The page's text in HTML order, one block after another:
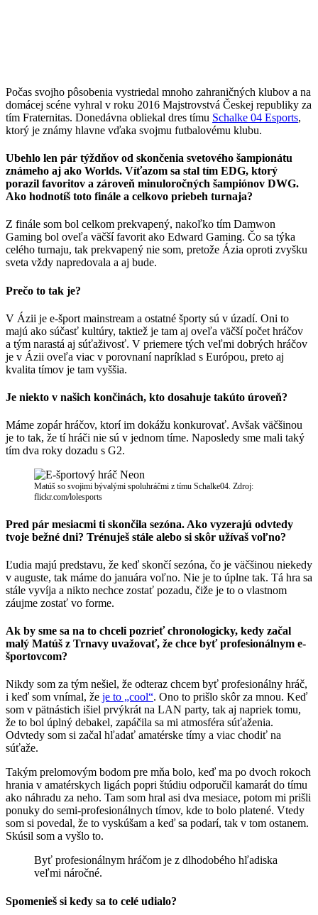
Počas svojho pôsobenia vystriedal mnoho zahraničných klubov a na
domácej scéne vyhral v roku 2016 Majstrovstvá Českej republiky za
tím Fraternitas. Donedávna obliekal dres tímu Schalke 04 Esports,
ktorý je známy hlavne vďaka svojmu futbalovému klubu.
Ubehlo len pár týždňov od skončenia svetového šampionátu
známeho aj ako Worlds. Víťazom sa stal tím EDG, ktorý
porazil favoritov a zároveň minuloročných šampiónov DWG.
Ako hodnotíš toto finále a celkovo priebeh turnaja?
Z finále som bol celkom prekvapený, nakoľko tím Damwon
Gaming bol oveľa väčší favorit ako Edward Gaming. Čo sa týka
celého turnaju, tak prekvapený nie som, pretože Ázia oproti zvyšku
sveta vždy napredovala a aj bude.
Prečo to tak je?
V Ázii je e-šport mainstream a ostatné športy sú v úzadí. Oni to
majú ako súčasť kultúry, taktiež je tam aj oveľa väčší počet hráčov
a tým narastá aj súťaživosť. V priemere tých veľmi dobrých hráčov
je v Ázii oveľa viac v porovnaní napríklad s Európou, preto aj
kvalita tímov je tam vyššia.
Je niekto v našich končinách, kto dosahuje takúto úroveň?
Máme zopár hráčov, ktorí im dokážu konkurovať. Avšak väčšinou
je to tak, že tí hráči nie sú v jednom tíme. Naposledy sme mali taký
tím dva roky dozadu s G2.
Matúš so svojimi bývalými spoluhráčmi z tímu Schalke04. Zdroj:
flickr.com/lolesports
Pred pár mesiacmi ti skončila sezóna. Ako vyzerajú odvtedy
tvoje bežné dni? Trénuješ stále alebo si skôr užívaš voľno?
Ľudia majú predstavu, že keď skončí sezóna, čo je väčšinou niekedy
v auguste, tak máme do januára voľno. Nie je to úplne tak. Tá hra sa
stále vyvíja a nikto nechce zostať pozadu, čiže je to o vlastnom
záujme zostať vo forme.
Ak by sme sa na to chceli pozrieť chronologicky, kedy začal
malý Matúš z Trnavy uvažovať, že chce byť profesionálnym e-
športovcom?
Nikdy som za tým nešiel, že odteraz chcem byť profesionálny hráč,
i keď som vnímal, že je to „cool“. Ono to prišlo skôr za mnou. Keď
som v pätnástich išiel prvýkrát na LAN party, tak aj napriek tomu,
že to bol úplný debakel, zapáčila sa mi atmosféra súťaženia.
Odvtedy som si začal hľadať amatérske tímy a viac chodiť na
súťaže.
Takým prelomovým bodom pre mňa bolo, keď ma po dvoch rokoch
hrania v amatérskych ligách popri štúdiu odporučil kamarát do tímu
ako náhradu za neho. Tam som hral asi dva mesiace, potom mi prišli
ponuky do semi-profesionálnych tímov, kde to bolo platené. Vtedy
som si povedal, že to vyskúšam a keď sa podarí, tak v tom ostanem.
Skúsil som a vyšlo to.
Byť profesionálnym hráčom je z dlhodobého hľadiska
veľmi náročné.
Spomenieš si kedy sa to celé udialo?